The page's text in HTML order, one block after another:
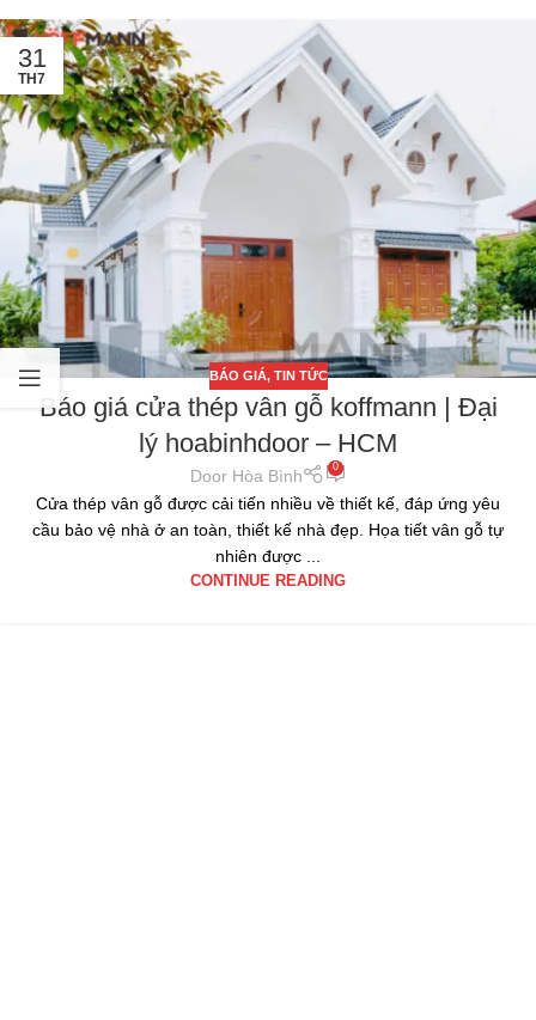
31
TH7
BÁO GIÁ, TIN TỨC
Báo giá cửa thép vân gỗ koffmann | Đại
lý hoabinhdoor – HCM
Door Hòa Bình 0
Cửa thép vân gỗ được cải tiến nhiều về thiết kế, đáp ứng yêu
cầu bảo vệ nhà ở an toàn, thiết kế nhà đẹp. Họa tiết vân gỗ tự
nhiên được ...
CONTINUE READING